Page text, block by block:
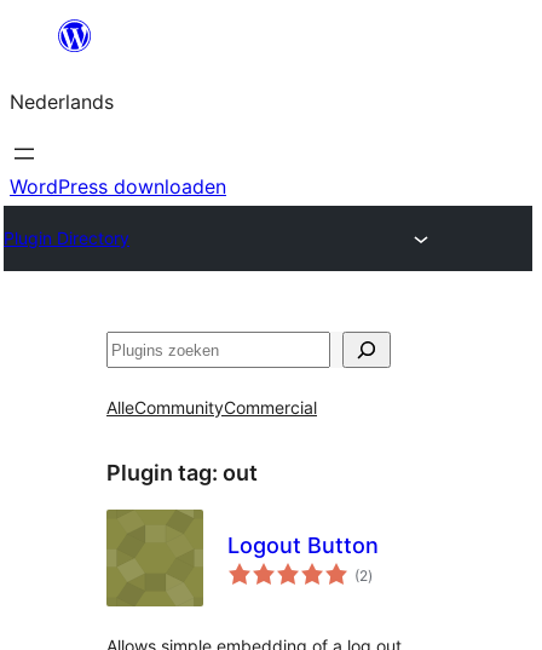
de
inhoud
Nederlands
WordPress downloaden
Plugin Directory
Zoeken
AlleCommunityCommercial
Plugin tag: out
Logout Button
(2totaal
waarderingen
)
Allows simple embedding of a log out